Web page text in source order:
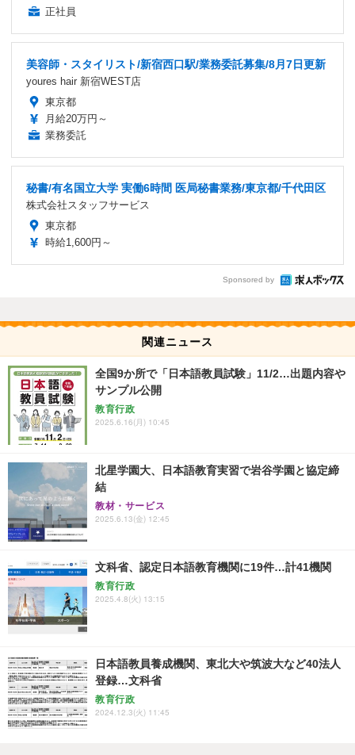
正社員
美容師・スタイリスト/新宿西口駅/業務委託募集/8月7日更新
youres hair 新宿WEST店
東京都
月給20万円～
業務委託
秘書/有名国立大学 実働6時間 医局秘書業務/東京都/千代田区
株式会社スタッフサービス
東京都
時給1,600円～
Sponsored by
関連ニュース
全国9か所で「日本語教員試験」11/2…出題内容や
サンプル公開
教育行政
2025.6.16(月) 10:45
北星学園大、日本語教育実習で岩谷学園と協定締
結
教材・サービス
2025.6.13(金) 12:45
文科省、認定日本語教育機関に19件…計41機関
教育行政
2025.4.8(火) 13:15
日本語教員養成機関、東北大や筑波大など40法人
登録…文科省
教育行政
2024.12.3(火) 11:45